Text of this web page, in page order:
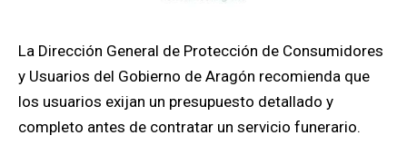
La Dirección General de Protección de Consumidores
y Usuarios del Gobierno de Aragón recomienda que
los usuarios exijan un presupuesto detallado y
completo antes de contratar un servicio funerario.